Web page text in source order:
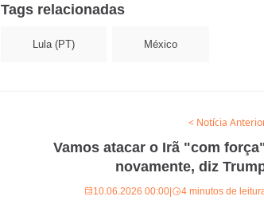
Tags relacionadas
Lula (PT) México
< Notícia
Vamos atacar o Irã "com
novamente, diz
10.06.2026 00:00| 4 minutos de